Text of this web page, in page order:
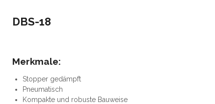
DBS-18
Merkmale:
Stopper gedämpft
Pneumatisch
Kompakte und robuste Bauweise